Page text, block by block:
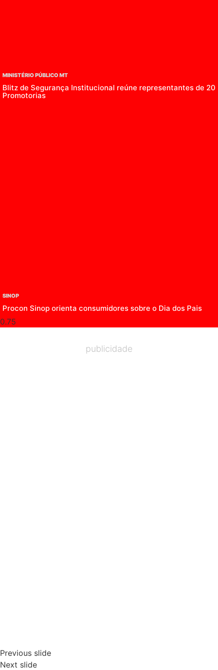
MINISTÉRIO PÚBLICO MT
Blitz de Segurança Institucional reúne representantes de 20
Promotorias
SINOP
Procon Sinop orienta consumidores sobre o Dia dos Pais
publicidade
Previous slide
Next slide